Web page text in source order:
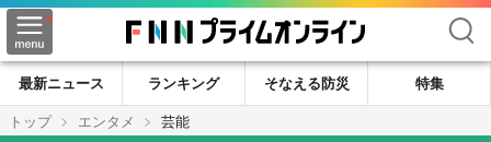
検索
最新ニュース ランキング そなえる防災
特集
トップ
エンタメ 芸能